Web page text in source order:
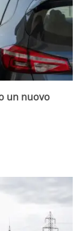
un nuovo